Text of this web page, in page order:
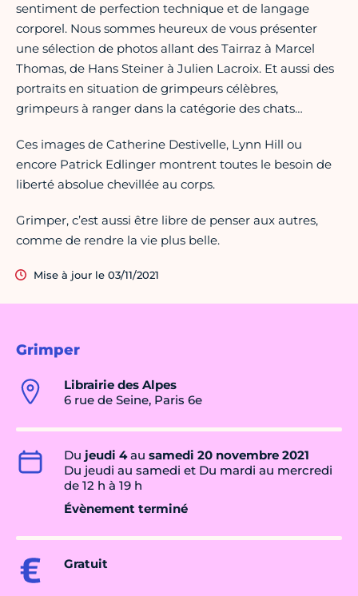
Grimper
Librairie des Alpes
6 rue de Seine, Paris 6e
Du jeudi 4au samedi 20 novembre 2021
Du jeudi au samedi et Du mardi au mercredi
de 12 h à 19 h
Évènement terminé
Gratuit
sentiment de perfection technique et de langage
corporel. Nous sommes heureux de vous présenter
une sélection de photos allant des Tairraz à Marcel
Thomas, de Hans Steiner à Julien Lacroix. Et aussi des
portraits en situation de grimpeurs célèbres,
grimpeurs à ranger dans la catégorie des chats…
Ces images de Catherine Destivelle, Lynn Hill ou
encore Patrick Edlinger montrent toutes le besoin de
liberté absolue chevillée au corps.
Grimper, c’est aussi être libre de penser aux autres,
comme de rendre la vie plus belle.
Mise à jour le 03/11/2021